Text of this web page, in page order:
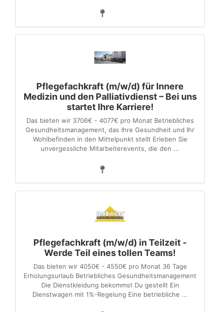
Pflegefachkraft (m/w/d) für Innere
Medizin und den Palliativdienst – Bei uns
startet Ihre Karriere!
Das bieten wir 3706€ - 4077€ pro Monat Betriebliches
Gesundheitsmanagement, das Ihre Gesundheit und Ihr
Wohlbefinden in den Mittelpunkt stellt Erleben Sie
unvergessliche Mitarbeiterevents, die den ...
Pflegefachkraft (m/w/d) in Teilzeit -
Werde Teil eines tollen Teams!
Das bieten wir 4050€ - 4550€ pro Monat 36 Tage
Erholungsurlaub Betriebliches Gesundheitsmanagement
Die Dienstkleidung bekommst Du gestellt Ein
Dienstwagen mit 1%-Regelung Eine betriebliche ...